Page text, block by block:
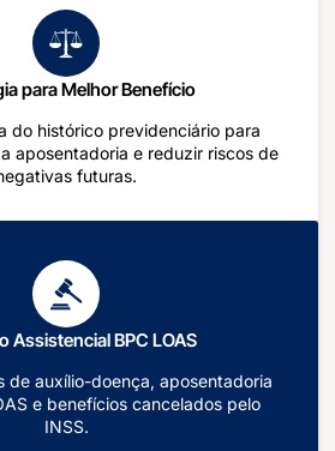
para Melhor Benefício
do histórico previdenciário para
aposentadoria e reduzir riscos de
futuras.
Assistencial BPC LOAS
de auxílio-doença, aposentadoria
e benefícios cancelados pelo
INSS.